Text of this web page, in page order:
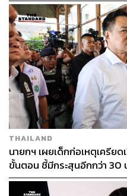
THAILAND
นายกฯ เผยเด็กก่อเหตุเครียด
ขั้นตอน ชี้มีกระสุนอีกกว่า 30
สูญเสียเพิ่ม